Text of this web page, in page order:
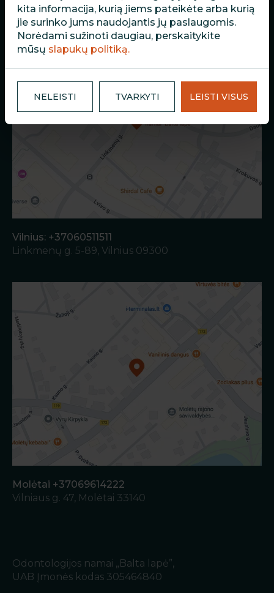
ATVYKITE
Vilnius: +37060511511
Linkmenų g. 5-89, Vilnius 09300
Molėtai +37069614222
Vilniaus g. 47, Molėtai 33140
Odontologijos namai „Balta lapė”,
UAB Įmonės kodas 305464840
kita informacija, kurią jiems pateikėte arba kurią
jie surinko jums naudojantis jų paslaugomis.
Norėdami sužinoti daugiau, perskaitykite
mūsų slapukų politiką.
NELEISTI TVARKYTI LEISTI VISUS